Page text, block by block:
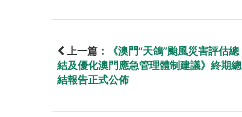
上一篇：
《澳門“天鴿”颱風災害評估總
結及優化澳門應急管理體制建議》終期總
結報告正式公佈